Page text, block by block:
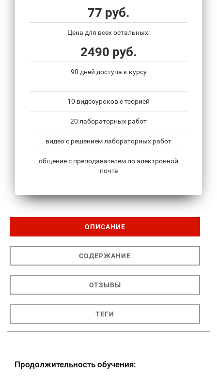
77 руб.
Цена для всех остальных:
2490 руб.
90 дней доступа к курсу
10 видеоуроков с теорией
20 лабораторных работ
видео с решением лабораторных работ
общение с преподавателем по электронной
почте
ОПИСАНИЕ
СОДЕРЖАНИЕ
ОТЗЫВЫ
ТЕГИ
Продолжительность обучения: